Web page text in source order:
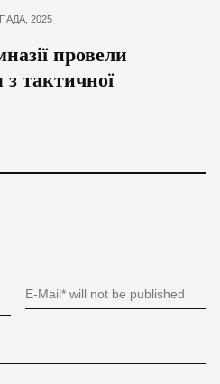
2025
провели
тактичної